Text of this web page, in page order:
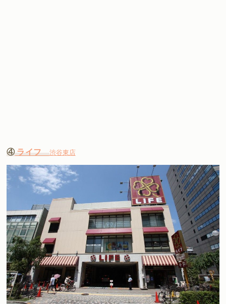
④ライフ 渋谷東店